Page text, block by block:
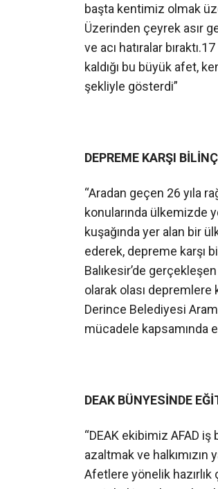
başta kentimiz olmak
Üzerinden çeyrek asır
ve acı hatıralar
kaldığı bu büyük afet,
şekliyle gösterdi”
DEPREME KARŞI
“Aradan geçen 26 yıla
konularında ülkemizde
kuşağında yer alan bir
ederek, depreme karşı
Balıkesir’de
olarak olası depremlere
Derince Belediyesi
mücadele kapsamında
DEAK BÜNYESİNDE
“DEAK ekibimiz AFAD
azaltmak ve halkımızın
Afetlere yönelik hazırlık